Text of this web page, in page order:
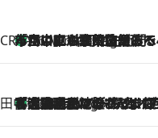
CREA'S CHOICE
16 Minutes Ago
「立川にも歌舞伎があるんだよ」 片岡仁左衛門・市川中車ら豪華座組みで4年目の立川立飛歌舞伎へ
田中稲の勝手に再ブーム
5 Hours Ago
「湘南乃風に憧れて」観客大盛上がりの“タオル回し”に、ラッパー顔負けの高速歌唱まで…さだまさし（74）のアグレッシブすぎる現在地